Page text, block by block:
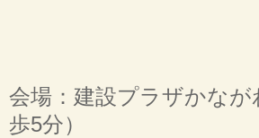
相談会 15
会場：建設プラザかな
歩5分）